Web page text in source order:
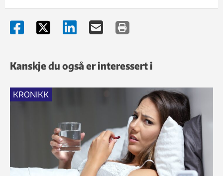
Kanskje du også er interessert i
KRONIKK